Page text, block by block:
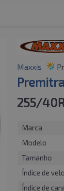
Maxxis
Premitra
255/
Marca
Modelo
Tamanho
Índice de
Índice de